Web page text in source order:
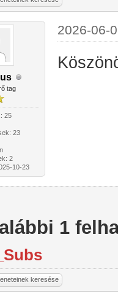
tag
25
23
2
10-23
2026-06-
1
keresése